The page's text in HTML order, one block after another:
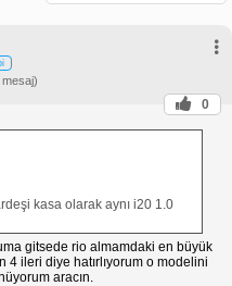
0
kasa olarak aynı i20 1.0
gitsede rio almamdaki en büyük
4 ileri diye hatırlıyorum o modelini
aracın.